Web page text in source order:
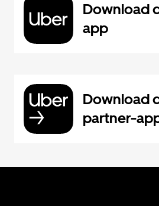
Download
app
Download
partner-